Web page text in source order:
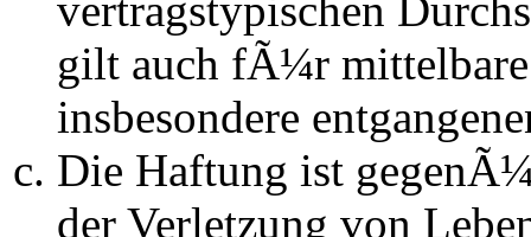
gilt auch fÃ¼r
insbesondere
Die Haftung ist
der Verletzung von